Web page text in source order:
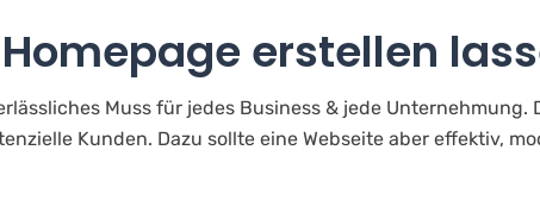
Homepage erstellen
Muss für jedes Business & jede
Kunden. Dazu sollte eine Webseite aber effektiv,